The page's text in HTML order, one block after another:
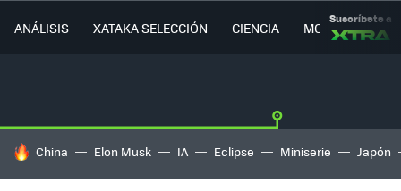
ANÁLISIS XATAKA SELECCIÓN CIENCIA MOVILIDAD
Suscríbete a
HOY SE HABLA DE
China Elon Musk IA Eclipse Miniserie Japón